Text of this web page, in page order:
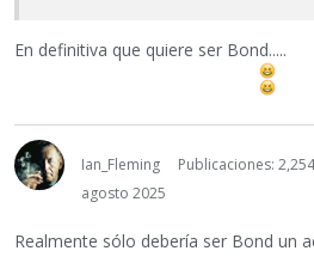
En definitiva que quiere ser Bond.....
Ian_Fleming
Publicaciones: 2,254
agosto 2025
Realmente sólo debería ser Bond un